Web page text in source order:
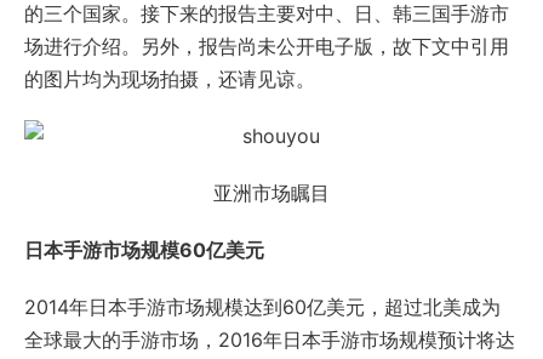
的三个国家。接下来的报告主要对中、日、韩三国手游市
场进行介绍。另外，报告尚未公开电子版，故下文中引用
的图片均为现场拍摄，还请见谅。
亚洲市场瞩目
日本手游市场规模60亿美元
2014年日本手游市场规模达到60亿美元，超过北美成为
全球最大的手游市场，2016年日本手游市场规模预计将达